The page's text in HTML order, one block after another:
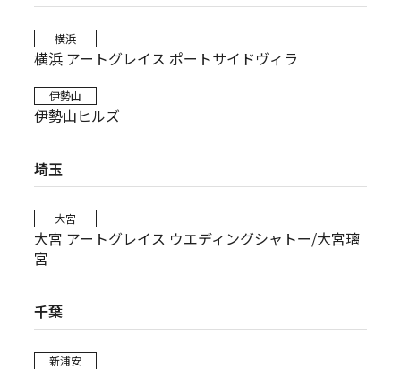
横浜
横浜 アートグレイス ポートサイドヴィラ
伊勢山
伊勢山ヒルズ
埼玉
大宮
大宮 アートグレイス ウエディングシャトー/大宮璃
宮
千葉
新浦安